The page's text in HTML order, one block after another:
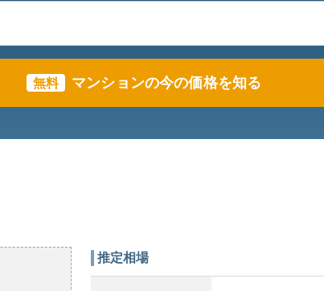
無料 マンションの今の価格を知る
推定相場